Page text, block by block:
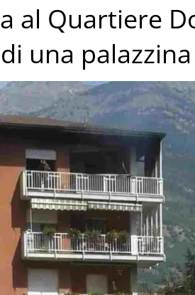
al Quartiere
una palazzina